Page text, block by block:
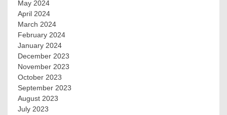
May 2024
April 2024
March 2024
February 2024
January 2024
December 2023
November 2023
October 2023
September 2023
August 2023
July 2023